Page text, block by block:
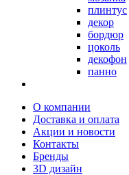
плинтус
декор
бордюр
цоколь
декофон
панно
О компании
Доставка и оплата
Акции и новости
Контакты
Бренды
3D дизайн